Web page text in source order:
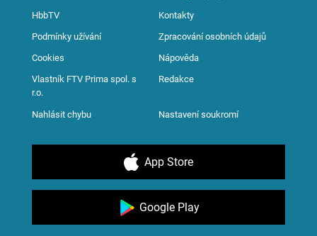
HbbTV Kontakty
Podmínky užívání Zpracování osobních údajů
Cookies Nápověda
Vlastník FTV Prima spol. s
r.o.
Redakce
Nahlásit chybu Nastavení soukromí
App Store
Google Play